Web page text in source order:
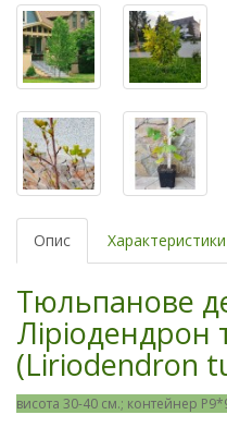
Опис Характеристики
Тюльпанове
(Liriodendron
висота 30-40 см.; контейнер